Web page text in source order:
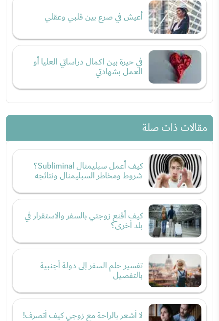
أعيش في صرع بين قلبي وعقلي
في حيرة بين اكمال دراساتي العليا أو
العمل بشهادتي
مقالات ذات صلة
كيف أعمل سبليمنال Subliminal؟
شروط ومخاطر السبليمنال ونتائجه
كيف أقنع زوجتي بالسفر والاستقرار في
بلد أخرى؟
تفسير حلم السفر إلى دولة أجنبية
بالتفصيل
لا أشعر بالراحة مع زوجي كيف أتصرف!